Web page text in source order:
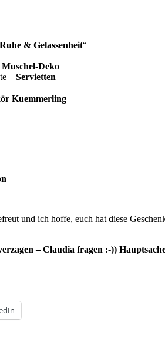
& Gelassenheit“
Deko
– Servietten
Kuemmerling
und ich hoffe, euch hat diese
– Claudia fragen :-))